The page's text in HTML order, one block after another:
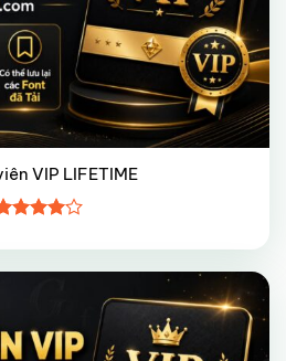
VIP LIFETIME
hạng
5 sao